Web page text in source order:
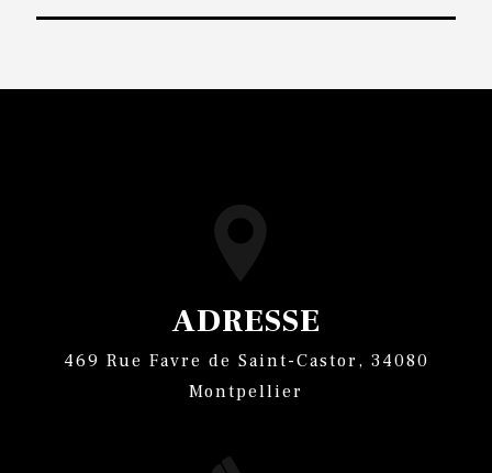
ADRESSE
469 Rue Favre de Saint-Castor, 34080
Montpellier